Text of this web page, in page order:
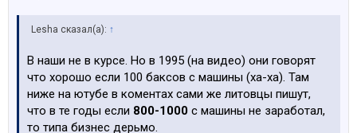
Lesha сказал(а): ↑
В наши не в курсе. Но в 1995 (на видео) они говорят
что хорошо если 100 баксов с машины (ха-ха). Там
ниже на ютубе в коментах сами же литовцы пишут,
что в те годы если 800-1000 с машины не заработал,
то типа бизнес дерьмо.